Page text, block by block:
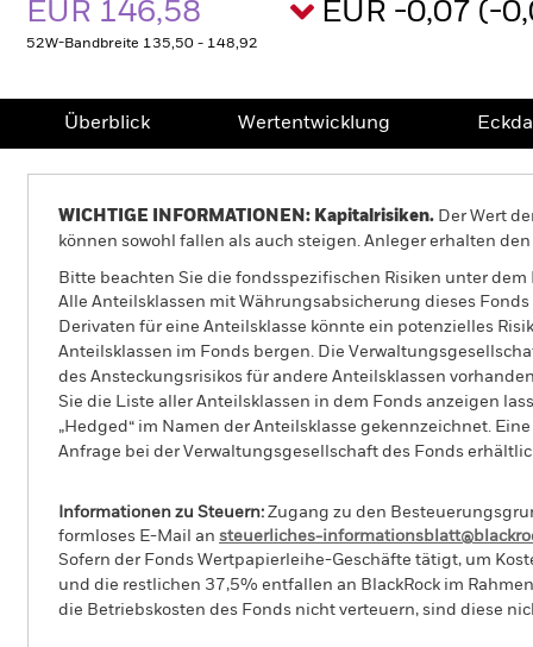
EUR 146,58
52W-Bandbreite 135,50 - 148,92
EUR -0,07 (-
Überblick Wertentwicklung
WICHTIGE INFORMATIONEN: Kapitalrisiken. Der Wert
können sowohl fallen als auch steigen. Anleger erhalten
Bitte beachten Sie die fondsspezifischen Risiken unter dem
Alle Anteilsklassen mit Währungsabsicherung dieses
Derivaten für eine Anteilsklasse könnte ein potenzielles
Anteilsklassen im Fonds bergen. Die
des Ansteckungsrisikos für andere Anteilsklassen
Sie die Liste aller Anteilsklassen in dem Fonds anzeigen
„Hedged“ im Namen der Anteilsklasse gekennzeichnet.
Anfrage bei der Verwaltungsgesellschaft des Fonds
Informationen zu Steuern: Zugang zu den
formloses E-Mail an steuerliches-
Sofern der Fonds Wertpapierleihe-Geschäfte tätigt, um
und die restlichen 37,5% entfallen an BlackRock im
die Betriebskosten des Fonds nicht verteuern, sind diese